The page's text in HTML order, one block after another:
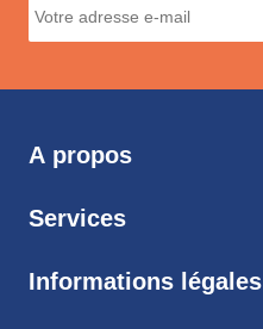
A propos
Services
Informations légales